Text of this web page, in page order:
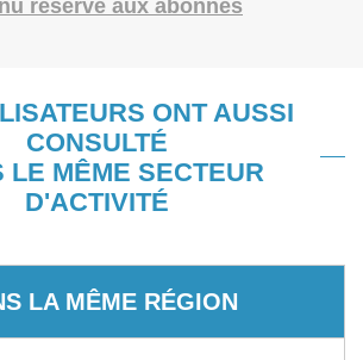
réservé aux abonnés
ONT AUSSI
CONSULTÉ
LE MÊME SECTEUR
D'ACTIVITÉ
LA MÊME RÉGION